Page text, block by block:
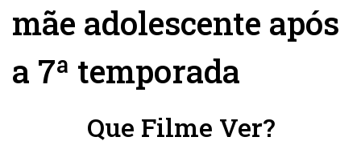
mãe adolescente após
a 7ª temporada
Que Filme Ver?